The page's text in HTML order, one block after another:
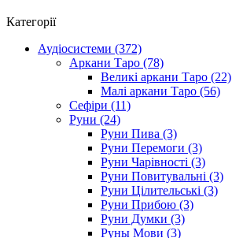
Категорії
Аудіосистеми (372)
Аркани Таро (78)
Великі аркани Таро (22)
Малі аркани Таро (56)
Сефіри (11)
Руни (24)
Руни Пива (3)
Руни Перемоги (3)
Руни Чарівності (3)
Руни Повитувальні (3)
Руни Цілительські (3)
Руни Прибою (3)
Руни Думки (3)
Руны Мови (3)